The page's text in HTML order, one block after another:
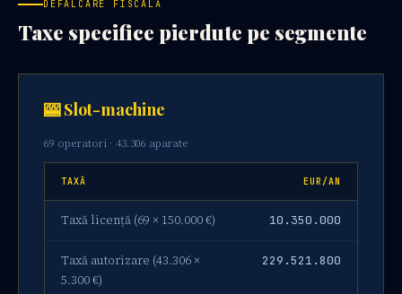
DEFALCARE FISCALĂ
Taxe specifice pierdute pe segmente
🎰 Slot-machine
69 operatori · 43.306 aparate
TAXĂ EUR/AN
Taxă licență (69 × 150.000 €) 10.350.000
Taxă autorizare (43.306 ×
5.300 €)
229.521.800